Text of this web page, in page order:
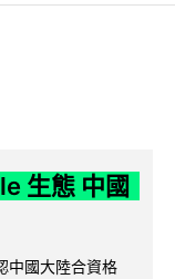
生態 中國
中國大陸合資格